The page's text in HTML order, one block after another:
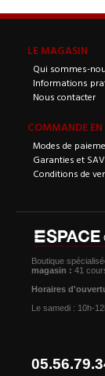
LE MAGASIN
Qui sommes-
Informations
Nous contacter
COMMANDE
Modes de
Garanties et SAV
Conditions de
Boutique
magasin : 41
Horaires
Le samedi : 10h-